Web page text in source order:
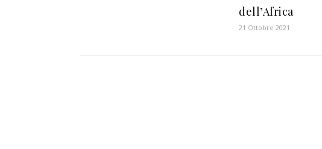
dell’Africa
21 Ottobre 2021